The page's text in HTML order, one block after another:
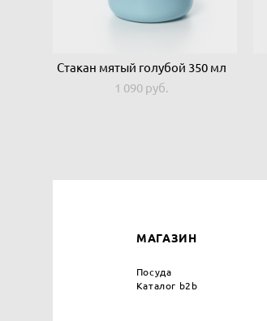
Стакан мятый голубой 350 мл
1 090 pуб.
МАГАЗИН
Посуда
Каталог b2b